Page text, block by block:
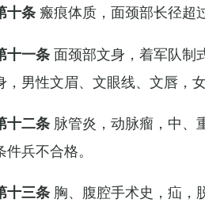
十条 瘢痕体质，面颈部长径超
十一条面颈部文身，着军队制
，男性文眉、文眼线、文唇，
十二条 脉管炎，动脉瘤，中、
兵不合格。
十三条 胸、腹腔手术史，疝，